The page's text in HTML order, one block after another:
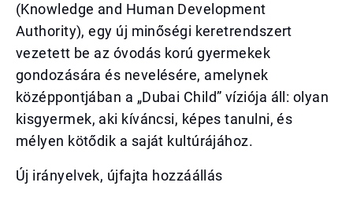
(Knowledge and Human Development
Authority), egy új minőségi keretrendszert
vezetett be az óvodás korú gyermekek
gondozására és nevelésére, amelynek
középpontjában a „Dubai Child” víziója áll: olyan
kisgyermek, aki kíváncsi, képes tanulni, és
mélyen kötődik a saját kultúrájához.
Új irányelvek, újfajta hozzáállás